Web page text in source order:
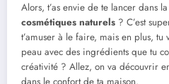
Alors, t’as envie de te lancer dans
cosmétiques naturels ? C’est
t’amuser à le faire, mais en plus,
peau avec des ingrédients que tu
créativité ? Allez, on va découvrir